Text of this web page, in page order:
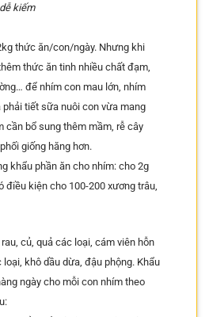
kiếm
thức ăn/con/ngày. Nhưng khi
thức ăn tinh nhiều chất đạm,
để nhím con mau lớn, nhím
tiết sữa nuôi con vừa mang
cần bổ sung thêm mầm, rễ cây
giống hăng hơn.
khẩu phần ăn cho nhím: cho 2g
điều kiện cho 100-200 xương trâu,
củ, quả các loại, cám viên hỗn
loại, khô dầu dừa, đậu phộng. Khẩu
ngày cho mỗi con nhím theo